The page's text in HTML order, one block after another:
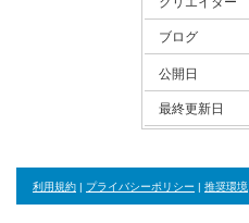
ブログ
公開日
最終更新日
利用規約 | プライバシーポリシー | 推奨環境